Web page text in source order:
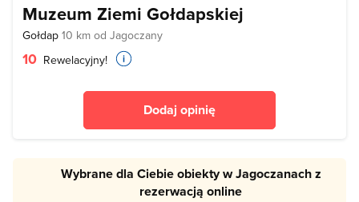
Muzeum Ziemi Gołdapskiej
Gołdap 10 km od Jagoczany
10 Rewelacyjny!
Dodaj opinię
Wybrane dla Ciebie obiekty w Jagoczanach z
rezerwacją online